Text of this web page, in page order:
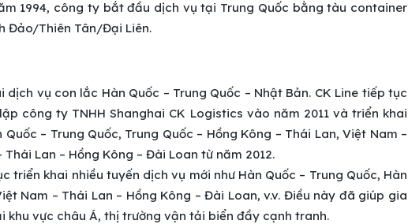
1994, công ty bắt đầu dịch vụ tại Trung Quốc bằng tàu container
Đảo/Thiên Tân/Đại Liên.
dịch vụ con lắc Hàn Quốc – Trung Quốc – Nhật Bản. CK Line tiếp tục
công ty TNHH Shanghai CK Logistics vào năm 2011 và triển khai
– Trung Quốc, Trung Quốc – Hồng Kông – Thái Lan, Việt Nam –
Lan – Hồng Kông – Đài Loan từ năm 2012.
triển khai nhiều tuyến dịch vụ mới như Hàn Quốc – Trung Quốc, Hàn
Nam – Thái Lan – Hồng Kông – Đài Loan, v.v. Điều này đã giúp gia
khu vực châu Á, thị trường vận tải biển đầy cạnh tranh.